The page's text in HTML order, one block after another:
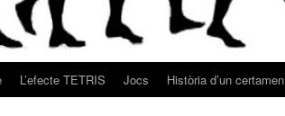
L’efecte TETRIS Jocs Història d’un certamen